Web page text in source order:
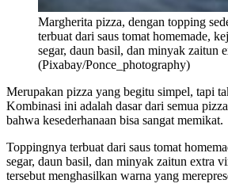
Margherita pizza, dengan topping
terbuat dari saus tomat homemade,
segar, daun basil, dan minyak zaitun
(Pixabay/Ponce_photography)
Merupakan pizza yang begitu simpel, tapi
Kombinasi ini adalah dasar dari semua
bahwa kesederhanaan bisa sangat memikat.
Toppingnya terbuat dari saus tomat
segar, daun basil, dan minyak zaitun extra
tersebut menghasilkan warna yang